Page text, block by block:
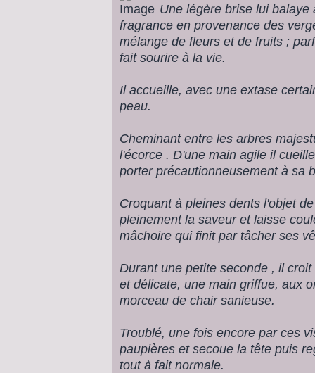
Une légère brise lui
fragrance en provenance des
mélange de fleurs et de fruits ;
fait sourire à la vie.
Il accueille, avec une extase
peau.
Cheminant entre les arbres
l'écorce . D'une main agile il
porter précautionneusement à sa
Croquant à pleines dents l'objet
pleinement la saveur et laisse
mâchoire qui finit par tâcher ses
Durant une petite seconde , il
et délicate, une main griffue, aux
morceau de chair sanieuse.
Troublé, une fois encore par ces
paupières et secoue la tête puis
tout à fait normale.